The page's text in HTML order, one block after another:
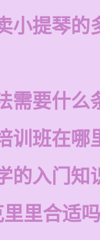
小提琴的
需要什么
训班在哪
的入门知
里合适